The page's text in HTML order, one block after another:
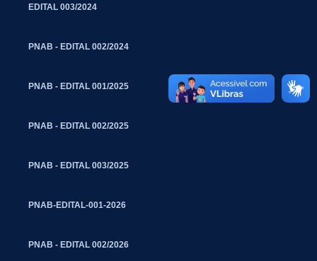
EDITAL 003/2024
PNAB - EDITAL 002/2024
PNAB - EDITAL 001/2025
PNAB - EDITAL 002/2025
PNAB - EDITAL 003/2025
PNAB-EDITAL-001-2026
PNAB - EDITAL 002/2026